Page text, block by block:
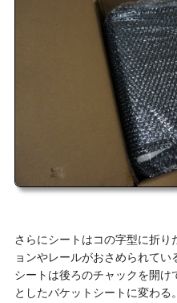
さらにシートはコの字型に折
ョンやレールがおさめられてい
シートは後ろのチャックを開け
としたバケットシートに変わる。